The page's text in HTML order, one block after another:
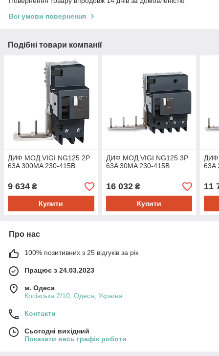
Всі умови повернення
Подібні товари компанії
ДИФ.МОД.VIGI NG125 2P
63A 300MA 230-415В
9 634 ₴
Купити
ДИФ.МОД.VIGI NG125 3P
63A 30MA 230-415В
16 032₴
Купити
63A
11
Про нас
100% позитивних з 25 відгуків за рік
Працює з 24.03.2023
м. Одеса
Косівська 2/10, Одеса, Україна
Контакти
Сьогодні вихідний
Показати весь графік роботи